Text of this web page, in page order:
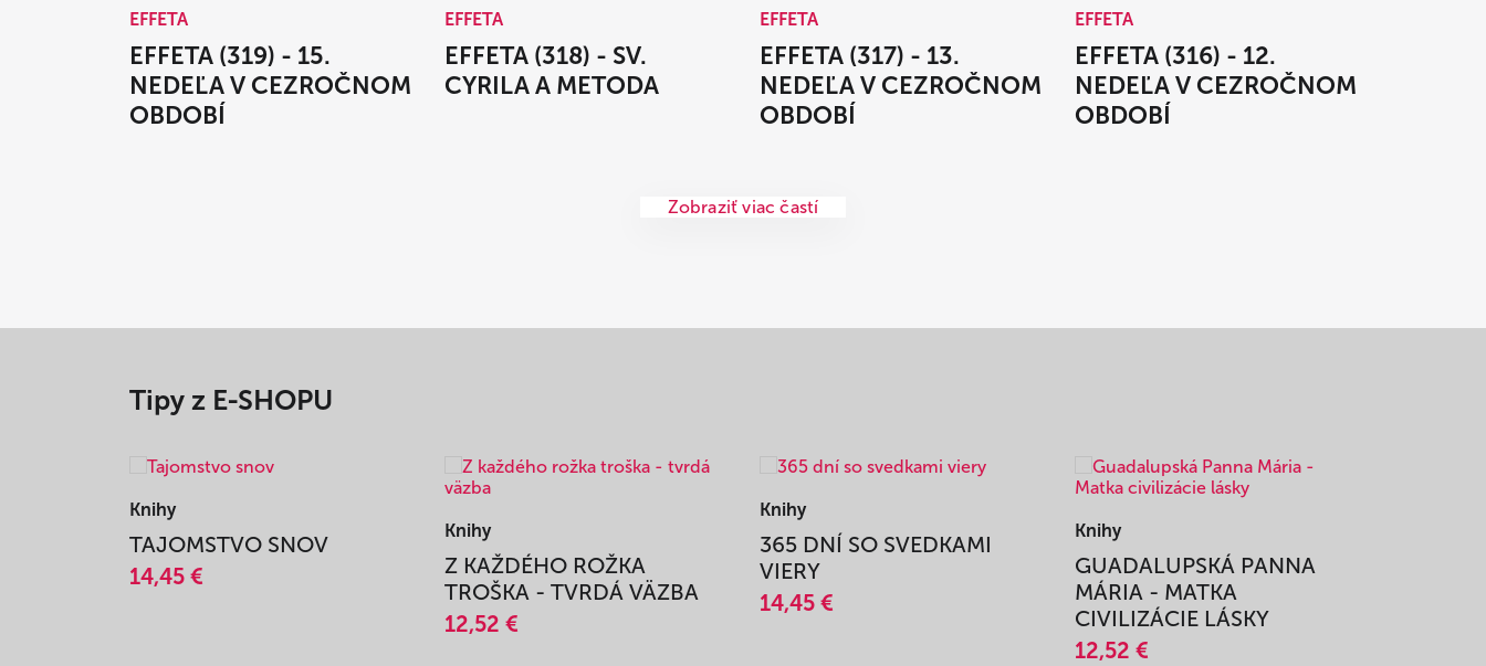
EFFETA
EFFETA (319) - 15.
NEDEĽA V CEZROČNOM
OBDOBÍ
EFFETA
EFFETA (318) - SV.
CYRILA A METODA
EFFETA
EFFETA (317) - 13.
NEDEĽA V CEZROČNOM
OBDOBÍ
EFFETA
EFFETA (316) - 12.
NEDEĽA V CEZROČNOM
OBDOBÍ
Zobraziť viac častí
Tipy z E-SHOPU
Knihy
TAJOMSTVO SNOV
14,45 €
Knihy
Z KAŽDÉHO ROŽKA
TROŠKA - TVRDÁ VÄZBA
12,52 €
Knihy
365 DNÍ SO SVEDKAMI
VIERY
14,45 €
Knihy
GUADALUPSKÁ PANNA
MÁRIA - MATKA
CIVILIZÁCIE LÁSKY
12,52 €